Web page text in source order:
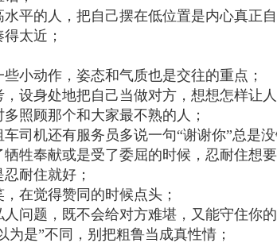
平的人，把自己摆在低位置是内心真正
太近；
小动作，姿态和气质也是交往的重点；
设身处地把自己当做对方，想想怎样让人
照顾那个和大家最不熟的人；
司机还有服务员多说一句“谢谢你”总是没
牺牲奉献或是受了委屈的时候，忍耐住想
耐住就好；
在觉得赞同的时候点头；
问题，既不会给对方难堪，又能守住你的
为是”不同，别把粗鲁当成真性情；